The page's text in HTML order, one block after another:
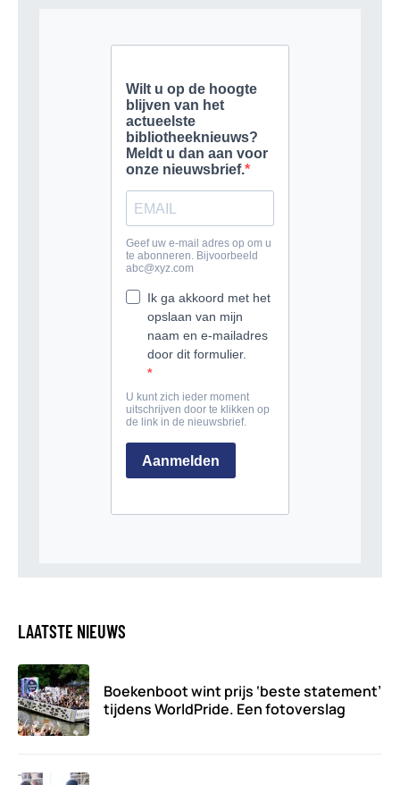
LAATSTE NIEUWS
Boekenboot wint prijs ‘beste statement’
tijdens WorldPride. Een fotoverslag